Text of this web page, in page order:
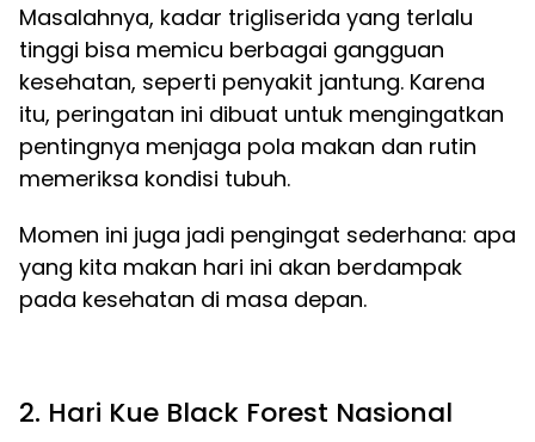
Masalahnya, kadar trigliserida yang terlalu
tinggi bisa memicu berbagai gangguan
kesehatan, seperti penyakit jantung. Karena
itu, peringatan ini dibuat untuk mengingatkan
pentingnya menjaga pola makan dan rutin
memeriksa kondisi tubuh.
Momen ini juga jadi pengingat sederhana: apa
yang kita makan hari ini akan berdampak
pada kesehatan di masa depan.
2. Hari Kue Black Forest Nasional